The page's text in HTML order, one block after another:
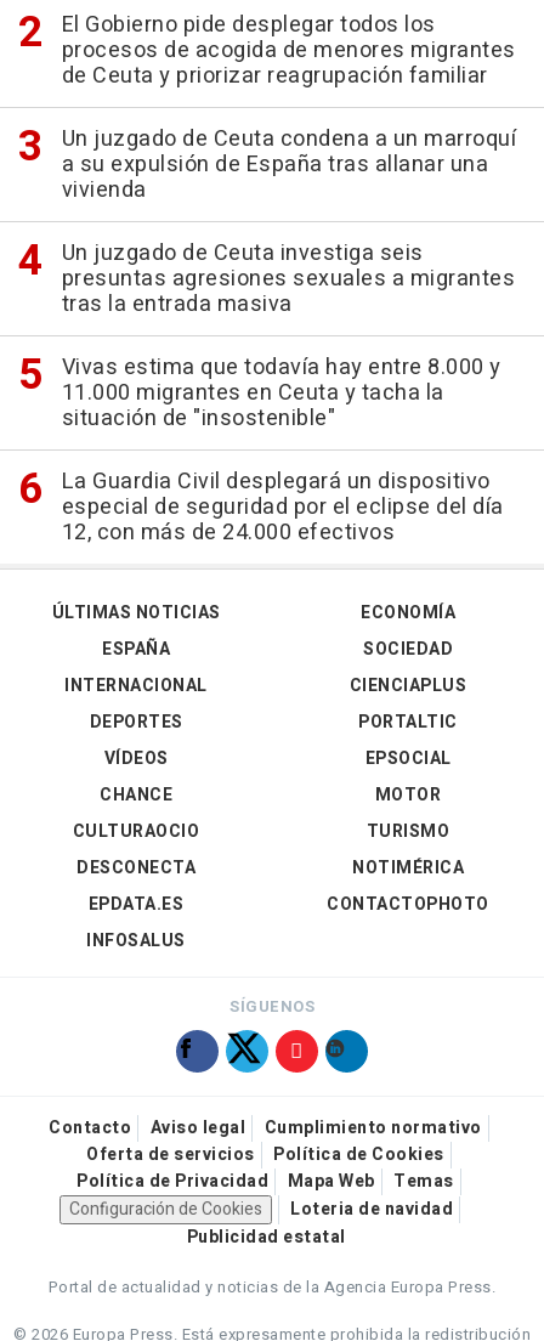
El Gobierno pide desplegar todos los
procesos de acogida de menores migrantes
de Ceuta y priorizar reagrupación familiar
Un juzgado de Ceuta condena a un marroquí
a su expulsión de España tras allanar una
vivienda
Un juzgado de Ceuta investiga seis
presuntas agresiones sexuales a migrantes
tras la entrada masiva
Vivas estima que todavía hay entre 8.000 y
11.000 migrantes en Ceuta y tacha la
situación de "insostenible"
La Guardia Civil desplegará un dispositivo
especial de seguridad por el eclipse del día
12, con más de 24.000 efectivos
ÚLTIMAS NOTICIAS
ESPAÑA
INTERNACIONAL
DEPORTES
VÍDEOS
ECONOMÍA
SOCIEDAD
CIENCIAPLUS
PORTALTIC
EPSOCIAL
CHANCE
CULTURAOCIO
DESCONECTA
EPDATA.ES
INFOSALUS
MOTOR
TURISMO
NOTIMÉRICA
CONTACTOPHOTO
SÍGUENOS
Contacto Aviso legal
Cumplimiento normativo
Oferta de servicios
Política de Cookies
Política de Privacidad
Mapa Web
Temas
Configuración de Cookies
Loteria de navidad
Publicidad estatal
Portal de actualidad y noticias de la Agencia Europa Press.
© 2026 Europa Press. Está expresamente prohibida la redistribución